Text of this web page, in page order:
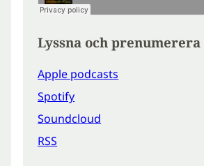
Lyssna och
Apple podcasts
Spotify
Soundcloud
RSS